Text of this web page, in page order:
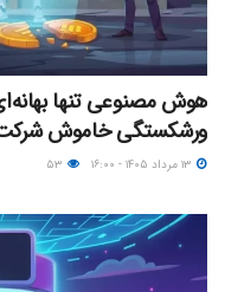
هوش مصنوعی تنها
ورشکستگی خاموش